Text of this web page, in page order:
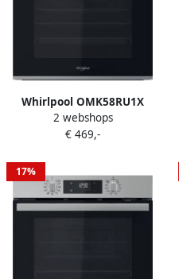
Whirlpool OMK58RU1X
Middelmaat Elektrische
oven 71 l 3300 W 71 l
2 webshops
€ 469,-
17%